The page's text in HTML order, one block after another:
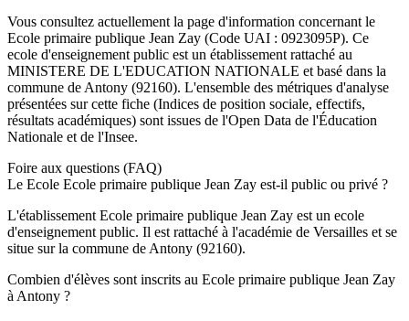
Vous consultez actuellement la page d'information concernant le
Ecole primaire publique Jean Zay (Code UAI : 0923095P). Ce
ecole d'enseignement public est un établissement rattaché au
MINISTERE DE L'EDUCATION NATIONALE et basé dans la
commune de Antony (92160). L'ensemble des métriques d'analyse
présentées sur cette fiche (Indices de position sociale, effectifs,
résultats académiques) sont issues de l'Open Data de l'Éducation
Nationale et de l'Insee.
Foire aux questions (FAQ)
Le Ecole Ecole primaire publique Jean Zay est-il public ou privé ?
L'établissement Ecole primaire publique Jean Zay est un ecole
d'enseignement public. Il est rattaché à l'académie de Versailles et se
situe sur la commune de Antony (92160).
Combien d'élèves sont inscrits au Ecole primaire publique Jean Zay
à Antony ?